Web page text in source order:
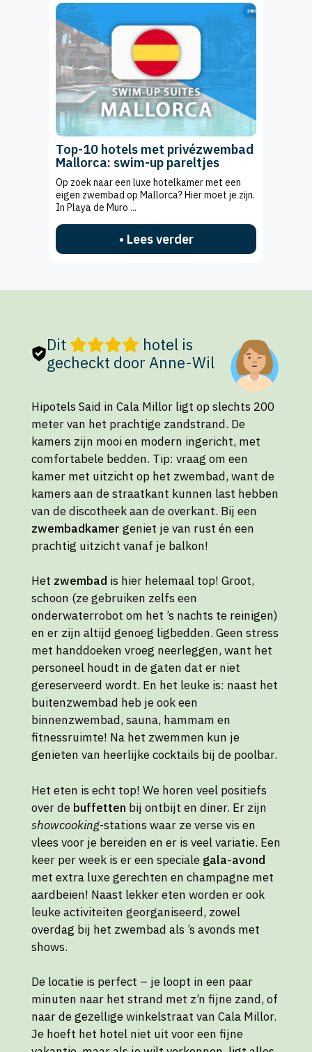
Top-10 hotels met privézwembad
Mallorca: swim-up pareltjes
Op zoek naar een luxe hotelkamer met een
eigen zwembad op Mallorca? Hier moet je zijn.
In Playa de Muro ...
• Lees verder
Dit
hotel is
gecheckt door Anne-Wil
Hipotels Said in Cala Millor ligt op slechts 200
meter van het prachtige zandstrand. De
kamers zijn mooi en modern ingericht, met
comfortabele bedden. Tip: vraag om een
kamer met uitzicht op het zwembad, want de
kamers aan de straatkant kunnen last hebben
van de discotheek aan de overkant. Bij een
zwembadkamer geniet je van rust én een
prachtig uitzicht vanaf je balkon!
Het zwembad is hier helemaal top! Groot,
schoon (ze gebruiken zelfs een
onderwaterrobot om het ’s nachts te reinigen)
en er zijn altijd genoeg ligbedden. Geen stress
met handdoeken vroeg neerleggen, want het
personeel houdt in de gaten dat er niet
gereserveerd wordt. En het leuke is: naast het
buitenzwembad heb je ook een
binnenzwembad, sauna, hammam en
fitnessruimte! Na het zwemmen kun je
genieten van heerlijke cocktails bij de poolbar.
Het eten is echt top! We horen veel positiefs
over de buffetten bij ontbijt en diner. Er zijn
showcooking-stations waar ze verse vis en
vlees voor je bereiden en er is veel variatie. Een
keer per week is er een speciale gala-avond
met extra luxe gerechten en champagne met
aardbeien! Naast lekker eten worden er ook
leuke activiteiten georganiseerd, zowel
overdag bij het zwembad als ’s avonds met
shows.
De locatie is perfect – je loopt in een paar
minuten naar het strand met z’n fijne zand, of
naar de gezellige winkelstraat van Cala Millor.
Je hoeft het hotel niet uit voor een fijne